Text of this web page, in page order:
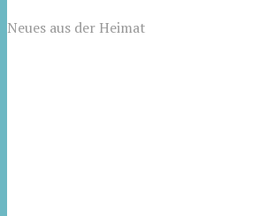
Neues aus der Heimat